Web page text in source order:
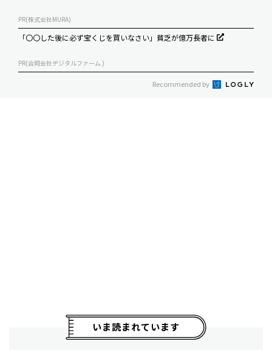
PR(株式会社MURA)
「〇〇した後に必ず宝くじを買いなさい」貧乏が億万長者に
PR(合同会社デジタルファーム )
Recommended by
いま読まれています